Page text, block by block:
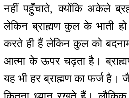
नहीं पहुँचाते, क्योंकि अकेले
लेकिन ब्राह्मण कुल के भाती
करते ही हैं लेकिन कुल को
आत्मा के ऊपर चढ़ता है।
यह भी हर ब्राह्मण का फर्ज